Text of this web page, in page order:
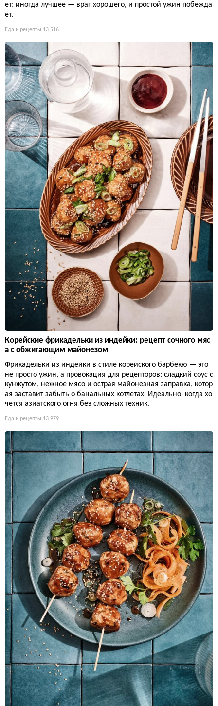
ет: иногда лучшее — враг хорошего, и простой ужин побежда
ет.
Еда и рецепты 13 516
Корейские фрикадельки из индейки: рецепт сочного мяс
а с обжигающим майонезом
Фрикадельки из индейки в стиле корейского барбекю — это
не просто ужин, а провокация для рецепторов: сладкий соус с
кунжутом, нежное мясо и острая майонезная заправка, котор
ая заставит забыть о банальных котлетах. Идеально, когда хо
чется азиатского огня без сложных техник.
Еда и рецепты 13 979